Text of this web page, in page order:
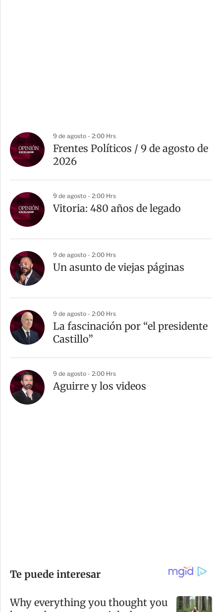
9 de agosto - 2:00 Hrs
Frentes Políticos / 9 de agosto de
2026
9 de agosto - 2:00 Hrs
Vitoria: 480 años de legado
9 de agosto - 2:00 Hrs
Un asunto de viejas páginas
9 de agosto - 2:00 Hrs
La fascinación por “el presidente
Castillo”
9 de agosto - 2:00 Hrs
Aguirre y los videos